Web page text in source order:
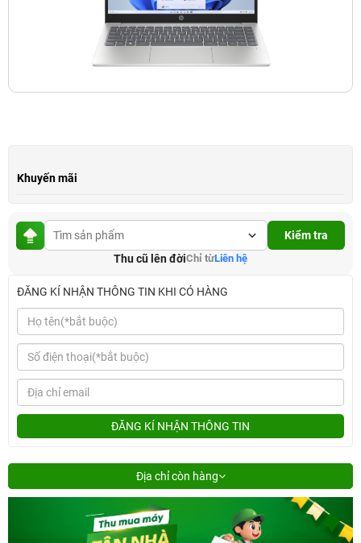
Khuyến mãi
Kiểm tra
Thu cũ lên đờiChỉ từLiên hệ
ĐĂNG KÍ NHẬN THÔNG TIN KHI CÓ HÀNG
ĐĂNG KÍ NHẬN THÔNG TIN
Địa chỉ còn hàng